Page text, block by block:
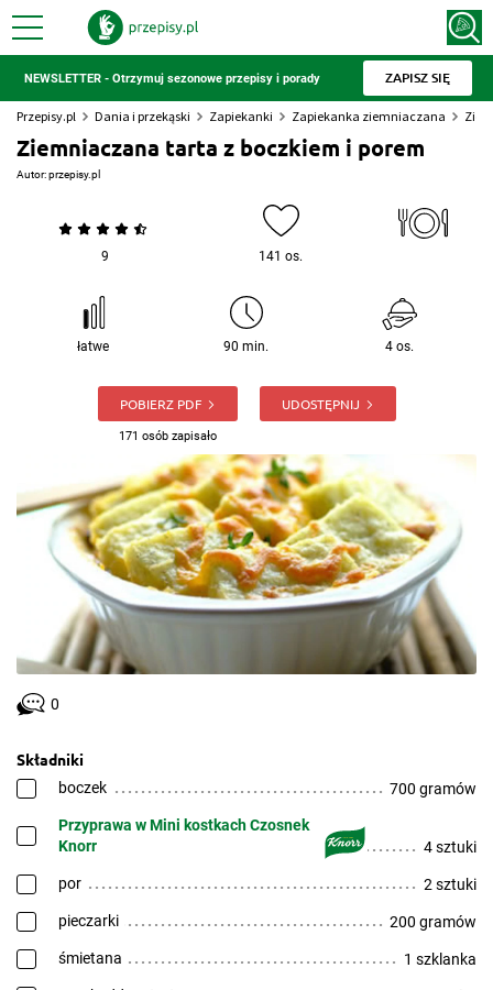
NEWSLETTER - Otrzymuj sezonowe przepisy i porady ZAPISZ SIĘ
Przepisy.pl Dania i przekąski Zapiekanki Zapiekanka ziemniaczana
Ziemniaczana tarta z boczkiem i porem
Autor:przepisy.pl
9 141 os.
łatwe 90 min. 4 os.
POBIERZ PDF
171 osób zapisało
UDOSTĘPNIJ
0
Składniki
boczek 700 gramów
Przyprawa w Mini kostkach Czosnek
Knorr
4 sztuki
por 2 sztuki
pieczarki 200 gramów
śmietana 1 szklanka